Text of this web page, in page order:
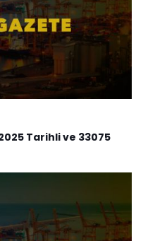
Tarihli ve 33075